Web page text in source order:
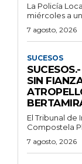
La Policía
miércoles a
7 agosto, 2026
SUCESOS
SIN
El Tribunal de
Compostela
7 agosto, 2026